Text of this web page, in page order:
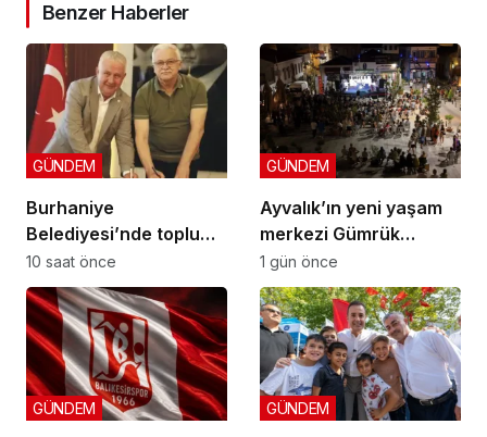
Benzer Haberler
Burhaniye
Belediyesi’nde toplu
sözleşme: İmzalar atıldı
GÜNDEM
10 saat önce
Ayvalık’ın yeni yaşam
merkezi Gümrük
Meydanı açıldı
GÜNDEM
1 gün önce
GÜNDEM GÜNDEM